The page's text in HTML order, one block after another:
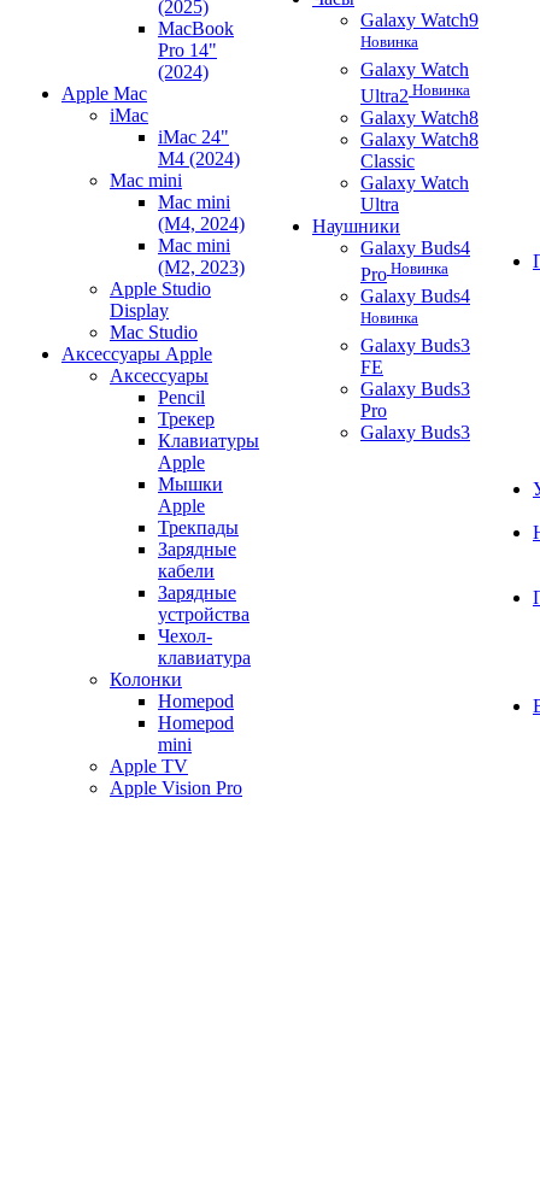
(2025)
MacBook
Pro 14"
(2024)
Apple Mac
iMac
iMac 24"
M4 (2024)
Mac mini
Mac mini
(M4, 2024)
Mac mini
(M2, 2023)
Apple Studio
Display
Mac Studio
Аксессуары Apple
Аксессуары
Pencil
Трекер
Клавиатуры
Apple
Мышки
Apple
Трекпады
Зарядные
кабели
Зарядные
устройства
Чехол-
клавиатура
Колонки
Homepod
Homepod
mini
Apple TV
Apple Vision Pro
Galaxy Watch9
Новинка
Galaxy Watch
Ultra2 Новинка
Galaxy Watch8
Galaxy Watch8
Classic
Galaxy Watch
Ultra
Наушники
Galaxy Buds4
Pro Новинка
Galaxy Buds4
Новинка
Galaxy Buds3
FE
Galaxy Buds3
Pro
Galaxy Buds3